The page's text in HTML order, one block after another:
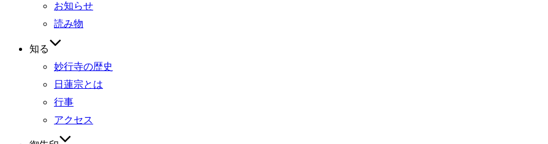
お知らせ
読み物
知る
妙行寺の歴史
日蓮宗とは
行事
アクセス